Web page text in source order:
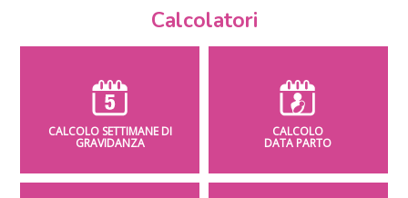
Calcolatori
CALCOLO SETTIMANE DI
GRAVIDANZA
CALCOLO
DATA PARTO